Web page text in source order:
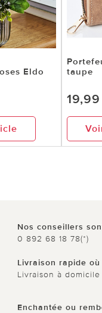
Eldo
taupe
19,99
Nos conseillers
0 892 68 18 78(*)
Livraison rapide
Livraison à
Enchantée ou